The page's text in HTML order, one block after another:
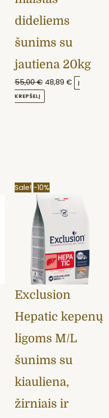
dideliems
šunims su
jautiena 20kg
55,00€ 48,89 €
Į
KREPŠELĮ
Sale! -10%
Exclusion
Hepatic kepenų
ligoms M/L
šunims su
kiauliena,
žirniais ir
Original
price
was:
76,90 €.
is: